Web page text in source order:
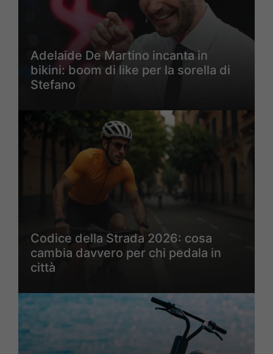
Adelaide De Martino incanta in
bikini: boom di like per la sorella di
Stefano
Codice della Strada 2026: cosa
cambia davvero per chi pedala in
città